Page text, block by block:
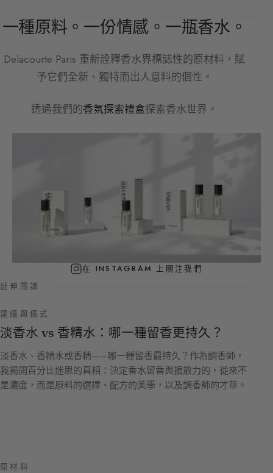
一種原料。一份情感。一瓶香水。
Delacourte Paris 重新詮釋香水界標誌性的原材料，賦
予它們全新、獨特而出人意料的個性。
透過我們的香氛探索禮盒探索香水世界。
在 INSTAGRAM 上關注我們
延伸閱讀
建議與儀式
淡香水 vs 香精水：哪一種留香更持久？
淡香水、香精水或香精——哪一種留香最持久？作為調香師，
我揭開百分比迷思的真相：決定香水留香與擴散力的，從來不
是濃度，而是原料的選擇、配方的美學，以及調香師的才華。
原材料